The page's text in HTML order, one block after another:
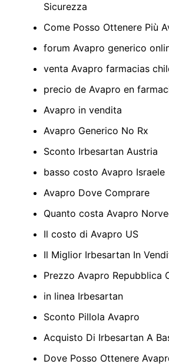
Sicurezza
Come Posso Ottenere Più
forum Avapro generico
venta Avapro farmacias
precio de Avapro en
Avapro in vendita
Avapro Generico No Rx
Sconto Irbesartan Austria
basso costo Avapro Israele
Avapro Dove Comprare
Quanto costa Avapro
Il costo di Avapro US
Il Miglior Irbesartan In
Prezzo Avapro Repubblica
in linea Irbesartan
Sconto Pillola Avapro
Acquisto Di Irbesartan A
Dove Posso Ottenere